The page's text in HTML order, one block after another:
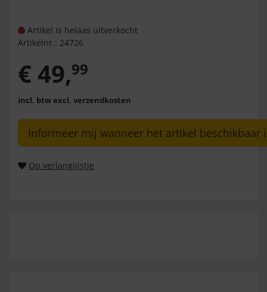
Artikel is helaas uitverkocht
Artikelnr.: 24726
€ 49,99
incl. btw excl. verzendkosten
Informeer mij wanneer het artikel beschikbaar
Op verlanglijstje